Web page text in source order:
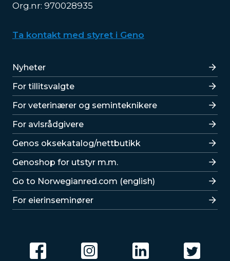
Org.nr: 970028935
Ta kontakt med styret i Geno
Lenker
Nyheter
For tillitsvalgte
For veterinærer og seminteknikere
For avlsrådgivere
Lenker
Genos oksekatalog/nettbutikk
Genoshop for utstyr m.m.
Go to Norwegianred.com (english)
For eierinseminører